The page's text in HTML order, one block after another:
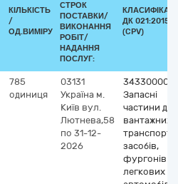
КІЛЬКІСТЬ
/
ОД.ВИМІРУ
СТРОК
ПОСТАВКИ/
ВИКОНАННЯ
РОБІТ/
НАДАННЯ
ПОСЛУГ:
ДК 021:2015
(CPV)
785
одиниця
03131
Україна м.
Київ вул.
Лютнева,58
по 31-12-
2026
34330000-9
Запасні
частини до
вантажних
засобів,
фургонів та
легкових